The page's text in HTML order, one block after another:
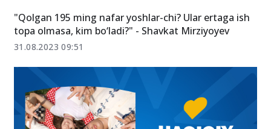
"Qolgan 195 ming nafar yoshlar-chi? Ular ertaga ish
topa olmasa, kim bo‘ladi?" - Shavkat Mirziyoyev
31.08.2023 09:51